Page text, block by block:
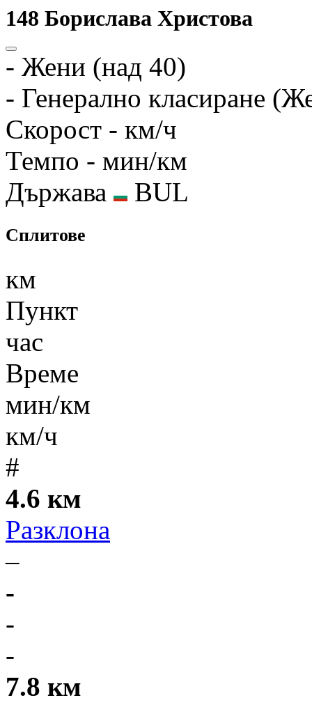
148 Борислава Христова
- Жени (над 40)
- Генерално класиране
Скорост - км/ч
Темпо - мин/км
Държава
BUL
Сплитове
км
Пункт
час
Време
мин/км
км/ч
#
4.6 км
Разклона
–
-
-
-
7.8 км